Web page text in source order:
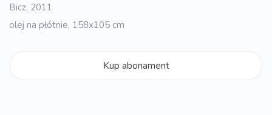
Bicz, 2011
olej na płótnie, 158x105 cm
Kup abonament